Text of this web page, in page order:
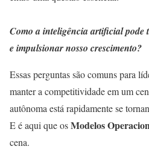
Como a inteligência artificial pode
e impulsionar nosso crescimento?
Essas perguntas são comuns para
manter a competitividade em um
autônoma está rapidamente se
E é aqui que osModelos
cena.